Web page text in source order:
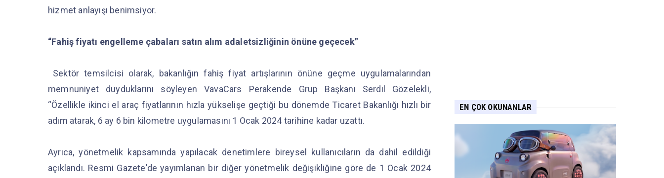
hizmet anlayışı benimsiyor.
“Fahiş fiyatı engelleme çabaları satın alım adaletsizliğinin önüne geçecek”
Sektör temsilcisi olarak, bakanlığın fahiş fiyat artışlarının önüne geçme uygulamalarından
memnuniyet duyduklarını söyleyen VavaCars Perakende Grup Başkanı Serdıl Gözelekli,
“Özellikle ikinci el araç fiyatlarının hızla yükselişe geçtiği bu dönemde Ticaret Bakanlığı hızlı bir
adım atarak, 6 ay 6 bin kilometre uygulamasını 1 Ocak 2024 tarihine kadar uzattı.
Ayrıca, yönetmelik kapsamında yapılacak denetimlere bireysel kullanıcıların da dahil edildiği
açıklandı. Resmi Gazete'de yayımlanan bir diğer yönetmelik değişikliğine göre de 1 Ocak 2024
EN ÇOK OKUNANLAR